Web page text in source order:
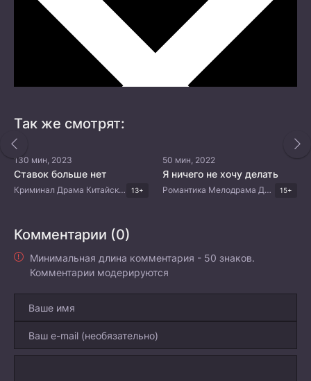
Так же смотрят:
130 мин, 2023
Ставок больше нет
Криминал Драма Китайские дорамы 13+
50 мин, 2022
Я ничего не хочу делать
Романтика Мелодрама Драма Корейские дорамы 15+
Комментарии (0)
Минимальная длина комментария - 50 знаков.
Комментарии модерируются